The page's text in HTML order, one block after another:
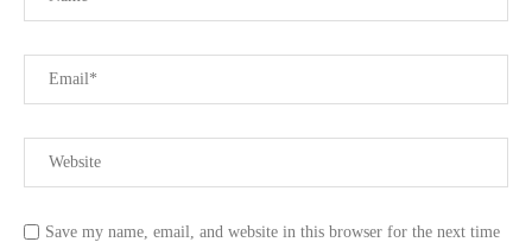
Save my name, email, and website in this browser for the next time